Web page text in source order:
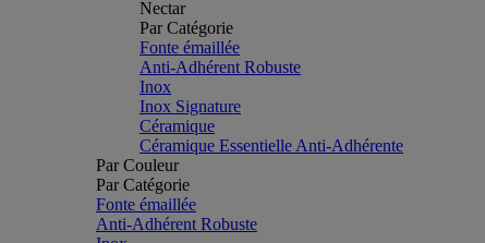
Nectar
Par Catégorie
Fonte émaillée
Anti-Adhérent Robuste
Inox
Inox Signature
Céramique
Céramique Essentielle Anti-Adhérente
Par Couleur
Par Catégorie
Fonte émaillée
Anti-Adhérent Robuste